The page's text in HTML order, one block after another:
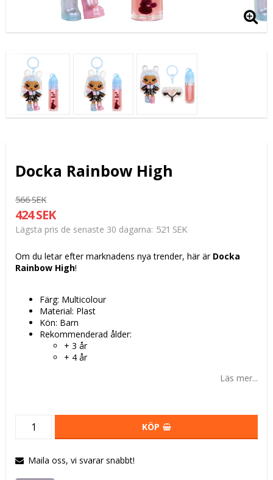
Docka Rainbow High
566 SEK
424 SEK
Lägsta pris de senaste 30 dagarna 521 SEK
Om du letar efter marknadens nya trender, här är Docka
Rainbow High!
Färg: Multicolour
Material: Plast
Kön: Barn
Rekommenderad ålder:
+ 3 år
+ 4 år
Läs mer...
KÖP
Maila oss, vi svarar snabbt!